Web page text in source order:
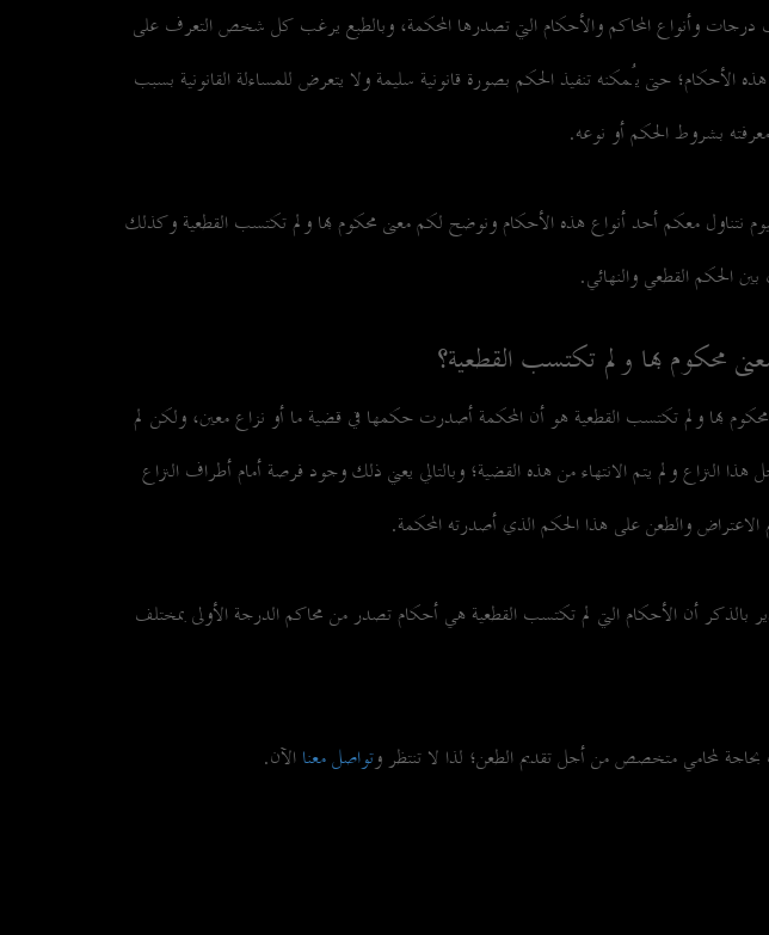
درجات وأنواع المحاكم والأحكام التي تصدرها المحكمة، وبالطبع يرغب كل شخص التعرف على
الأحكام؛ حتى يُمكنه تنفيذ الحكم بصورة قانونية سليمة ولا يتعرض للمساءلة القانونية بسبب
بشروط الحكم أو نوعه.
نتناول معكم أحد أنواع هذه الأحكام ونوضح لكم معنى محكوم بها ولم تكتسب القطعية وكذلك
بين الحكم القطعي والنهائي.
محكوم بها ولم تكتسب القطعية؟
بها ولم تكتسب القطعية هو أن المحكمة أصدرت حكمها في قضية ما أو نزاع معين، ولكن لم
هذا النزاع ولم يتم الانتهاء من هذه القضية؛ وبالتالي يعني ذلك وجود فرصة أمام أطراف النزاع
الاعتراض والطعن على هذا الحكم الذي أصدرته المحكمة.
بالذكر أن الأحكام التي لم تكتسب القطعية هي أحكام تصدر من محاكم الدرجة الأولى بمختلف
لمحامي متخصص من أجل تقديم الطعن؛ لذا لا تنتظر وتواصل معناالآن.